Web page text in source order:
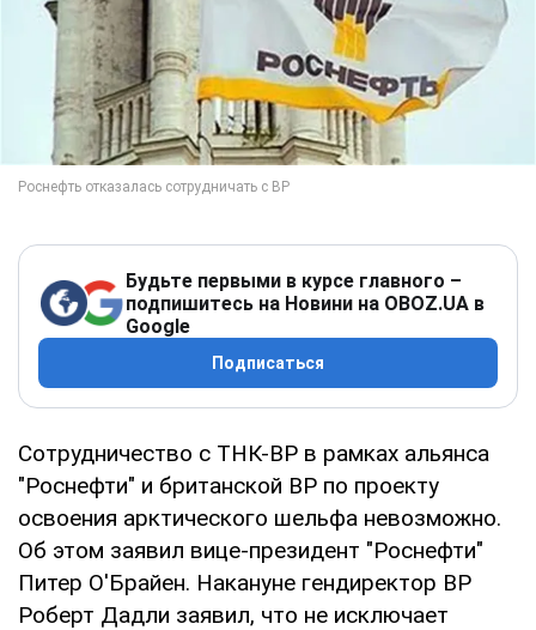
Будьте первыми в курсе главного –
подпишитесь на Новини на OBOZ.UA в
Google
Подписаться
Сотрудничество с ТНК-ВР в рамках альянса
"Роснефти" и британской BP по проекту
освоения арктического шельфа невозможно.
Об этом заявил вице-президент "Роснефти"
Питер О'Брайен. Накануне гендиректор BP
Роберт Дадли заявил, что не исключает